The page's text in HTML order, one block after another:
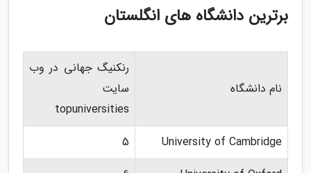
برترین دانشگاه های انگلستان
نام دانشگاه
رنکنیگ جهانی در وب
سایت
topuniversities
University of Cambridge
5